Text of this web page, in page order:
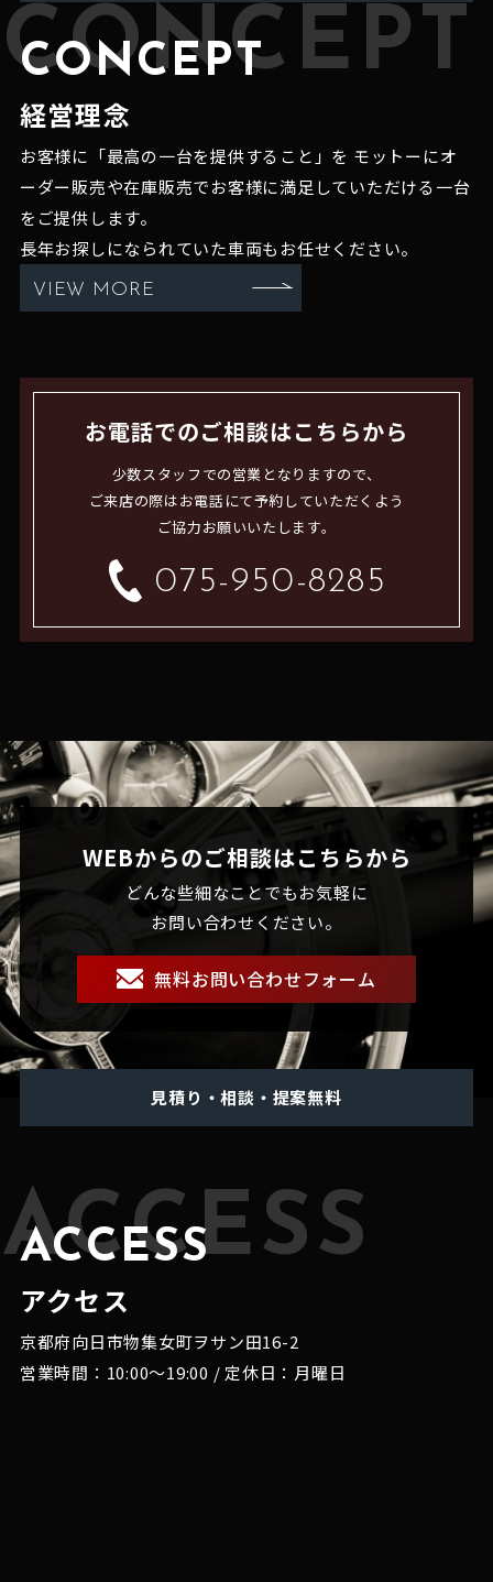
CONCEPT
CONCEPT
経営理念
お客様に「最高の一台を提供すること」を モットーにオ
ーダー販売や在庫販売でお客様に満足していただける一台
をご提供します。
長年お探しになられていた車両もお任せください。
VIEW MORE
お電話でのご相談はこちらから
少数スタッフでの営業となりますので、
ご来店の際はお電話にて予約していただくよう
ご協力お願いいたします。
075-950-8285
WEBからのご相談はこちらから
どんな些細なことでもお気軽に
お問い合わせください。
無料お問い合わせフォーム
見積り・相談・提案無料
ACCESS
ACCESS
アクセス
京都府向日市物集女町ヲサン田16-2
営業時間：10:00～19:00 / 定休日：月曜日